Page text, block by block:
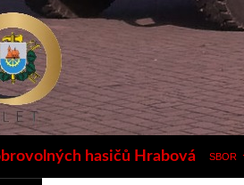
hasičů Hrabová SBOR